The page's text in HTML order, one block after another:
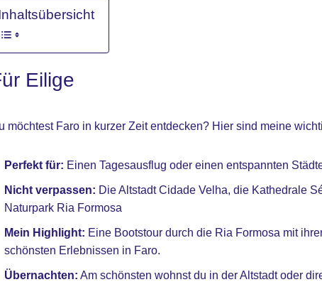
Eilige
möchtest Faro in kurzer Zeit entdecken? Hier sind meine
Perfekt für: Einen Tagesausflug oder einen entspannten
Nicht verpassen: Die Altstadt Cidade Velha, die Kathedrale
Naturpark Ria Formosa
Mein Highlight: Eine Bootstour durch die Ria Formosa mit
schönsten Erlebnissen in Faro.
Übernachten: Am schönsten wohnst du in der Altstadt oder